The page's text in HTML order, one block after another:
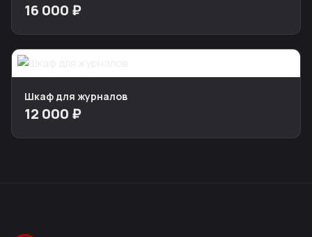
16 000 ₽
Шкаф для журналов
12 000 ₽